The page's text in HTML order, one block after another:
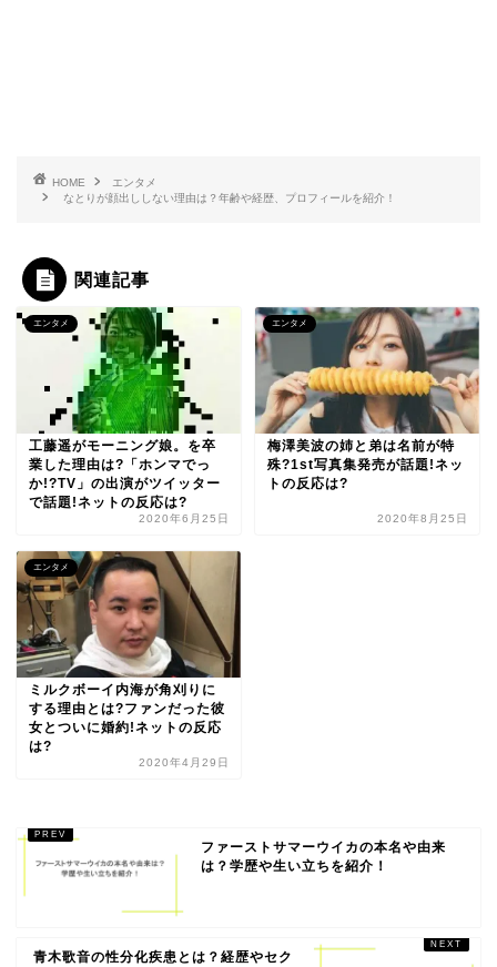
HOME
エンタメ
なとりが顔出ししない理由は？年齢や経歴、プロフィールを紹介！
関連記事
エンタメ
工藤遥がモーニング娘。を卒
業した理由は?「ホンマでっ
か!?TV」の出演がツイッター
で話題!ネットの反応は?
2020年6月25日
エンタメ
梅澤美波の姉と弟は名前が特
殊?1st写真集発売が話題!ネッ
トの反応は?
2020年8月25日
エンタメ
ミルクボーイ内海が角刈りに
する理由とは?ファンだった彼
女とついに婚約!ネットの反応
は?
2020年4月29日
ファーストサマーウイカの本名や由来
は？学歴や生い立ちを紹介！
青木歌音の性分化疾患とは？経歴やセク